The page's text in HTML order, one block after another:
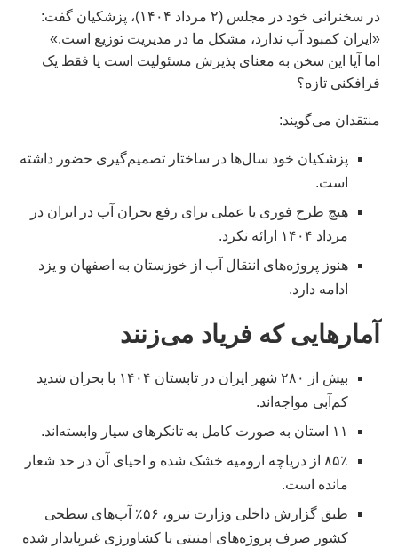
در سخنرانی خود در مجلس (۲ مرداد ۱۴۰۴)، پزشکیان گفت:
«ایران کمبود آب ندارد، مشکل ما در مدیریت توزیع است.»
اما آیا این سخن به معنای پذیرش مسئولیت است یا فقط یک
فرافکنی تازه؟
منتقدان می‌گویند:
پزشکیان خود سال‌ها در ساختار تصمیم‌گیری حضور داشته
است.
هیچ طرح فوری یا عملی برای رفع بحران آب در ایران در
مرداد ۱۴۰۴ ارائه نکرد.
هنوز پروژه‌های انتقال آب از خوزستان به اصفهان و یزد
ادامه دارد.
آمارهایی که فریاد می‌زنند
بیش از ۲۸۰ شهر ایران در تابستان ۱۴۰۴ با بحران شدید
کم‌آبی مواجه‌اند.
۱۱ استان به صورت کامل به تانکرهای سیار وابسته‌اند.
۸۵٪ از دریاچه ارومیه خشک شده و احیای آن در حد شعار
مانده است.
طبق گزارش داخلی وزارت نیرو، ۵۶٪ آب‌های سطحی
کشور صرف پروژه‌های امنیتی یا کشاورزی غیرپایدار شده